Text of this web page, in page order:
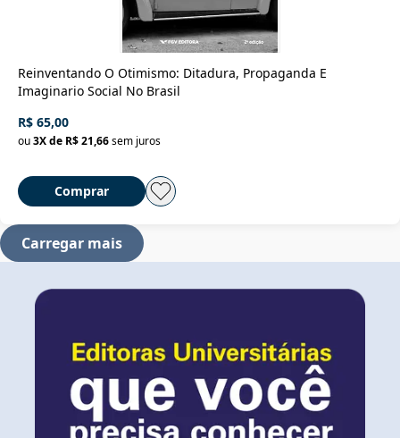
Reinventando O Otimismo: Ditadura, Propaganda E
Imaginario Social No Brasil
R$ 65,00
ou3X de R$ 21,66sem juros
Comprar